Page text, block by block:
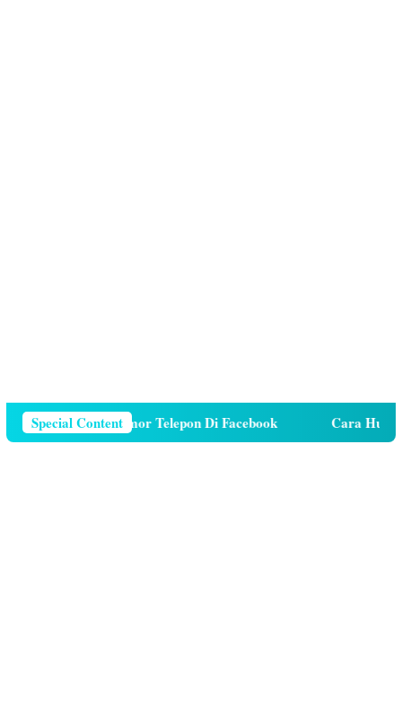
Special Content
Menghapus Nomor Telepon Di Facebook Cara